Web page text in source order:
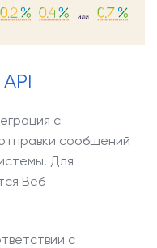
с
сообщений
Для
Веб-
с